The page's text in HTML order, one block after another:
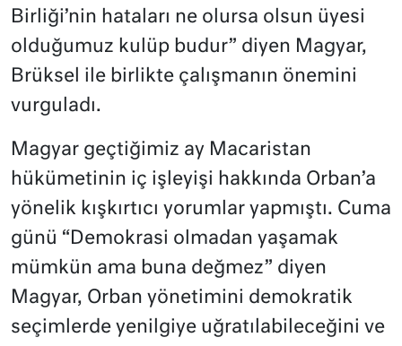
Birliği’nin hataları ne olursa olsun üyesi
olduğumuz kulüp budur” diyen Magyar,
Brüksel ile birlikte çalışmanın önemini
vurguladı.
Magyar geçtiğimiz ay Macaristan
hükümetinin iç işleyişi hakkında Orban’a
yönelik kışkırtıcı yorumlar yapmıştı. Cuma
günü “Demokrasi olmadan yaşamak
mümkün ama buna değmez” diyen
Magyar, Orban yönetimini demokratik
seçimlerde yenilgiye uğratılabileceğini ve